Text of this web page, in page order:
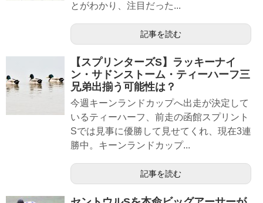
とがわかり、注目だった...
記事を読む
【スプリンターズS】ラッキーナイ
ン・サドンストーム・ティーハーフ三
兄弟出揃う可能性は？
今週キーンランドカップへ出走が決定して
いるティーハーフ、前走の函館スプリント
Sでは見事に優勝して見せてくれ、現在3連
勝中。キーンランドカップ...
記事を読む